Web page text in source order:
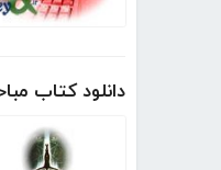
دانلود کتاب